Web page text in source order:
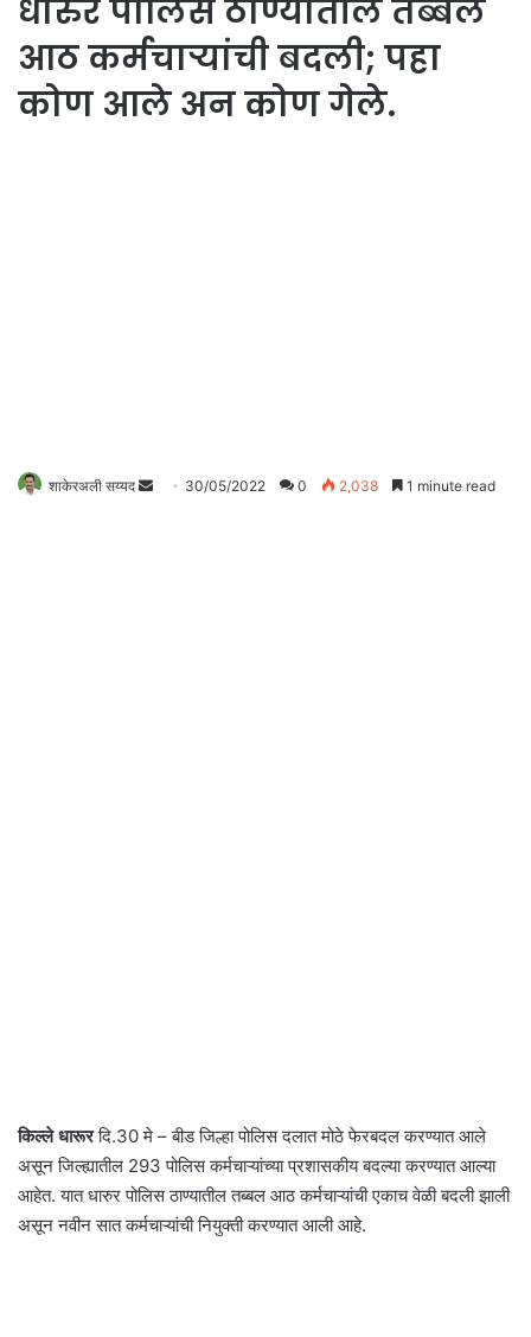
धारुर पोलिस ठाण्यातील तब्बल
आठ कर्मचाऱ्यांची बदली; पहा
कोण आले अन कोण गेले.
शाकेरअली सय्यद
Send 30/05/2022 0 2,038 1 minute read
किल्ले धारूरदि.30 मे – बीड जिल्हा पोलिस दलात मोठे फेरबदल करण्यात आले
असून जिल्ह्यातील 293 पोलिस कर्मचाऱ्यांच्या प्रशासकीय बदल्या करण्यात आल्या
आहेत. यात धारुर पोलिस ठाण्यातील तब्बल आठ कर्मचाऱ्यांची एकाच वेळी बदली झाली
असून नवीन सात कर्मचाऱ्यांची नियुक्ती करण्यात आली आहे.